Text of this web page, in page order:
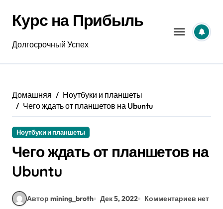
содержанию
Курс на Прибыль
Долгосрочный Успех
Домашняя
Ноутбуки и планшеты
Чего ждать от планшетов на Ubuntu
Ноутбуки и планшеты
Чего ждать от планшетов на
Ubuntu
Автор mining_broth Дек 5, 2022 Комментариев нет